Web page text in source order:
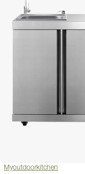
Myoutdoorkitchen